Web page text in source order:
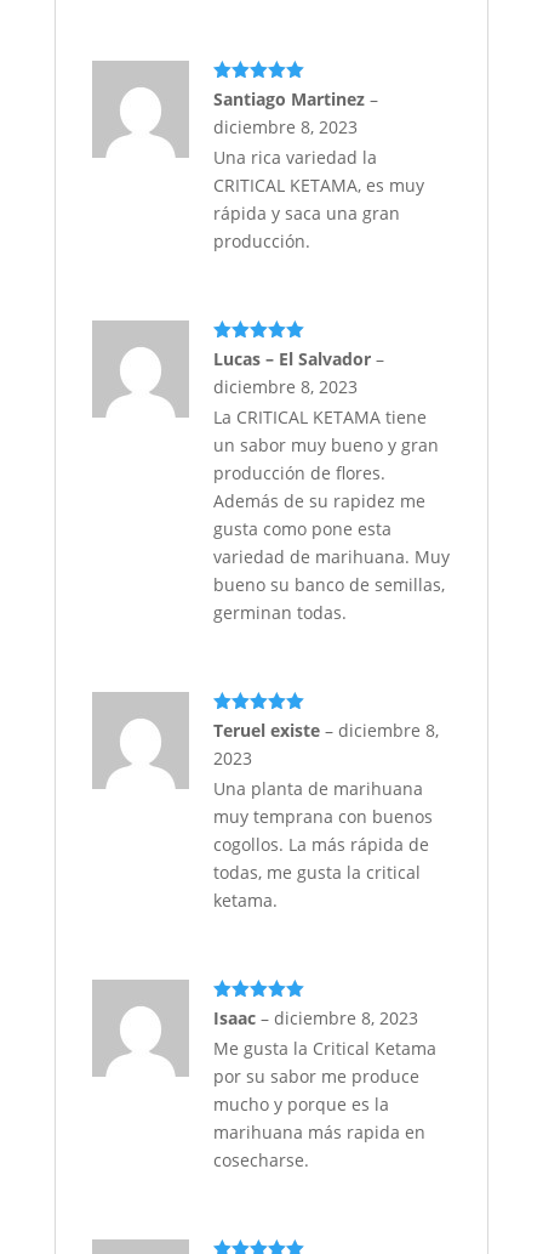
Valorado
con5de 5
Santiago Martinez –
diciembre 8, 2023
Una rica variedad la
CRITICAL KETAMA, es muy
rápida y saca una gran
producción.
Valorado
con5de 5
Lucas – El Salvador –
diciembre 8, 2023
La CRITICAL KETAMA tiene
un sabor muy bueno y gran
producción de flores.
Además de su rapidez me
gusta como pone esta
variedad de marihuana. Muy
bueno su banco de semillas,
germinan todas.
Valorado
con5de 5
Teruel existe – diciembre 8,
2023
Una planta de marihuana
muy temprana con buenos
cogollos. La más rápida de
todas, me gusta la critical
ketama.
Valorado
con5de 5
Isaac – diciembre 8, 2023
Me gusta la Critical Ketama
por su sabor me produce
mucho y porque es la
marihuana más rapida en
cosecharse.